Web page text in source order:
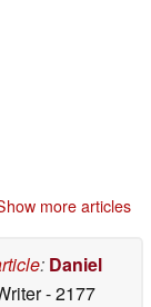
more articles
: Daniel
- 2177